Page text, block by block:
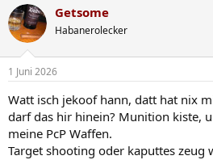
k
t
i
e
:
Getsome
Habanerolecker
1 Juni 2026
Watt isch jekoof hann, datt hat nix
darf das hir hinein? Munition kiste,
meine PcP Waffen.
Target shooting oder kaputtes zeug